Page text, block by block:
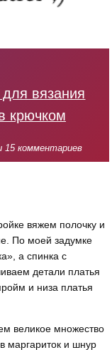
вязания
крючком
15 комментариев
вяжем полочку и
По моей задумке
а спинка с
детали платья
и низа платья
великое множество
маргариток и шнур